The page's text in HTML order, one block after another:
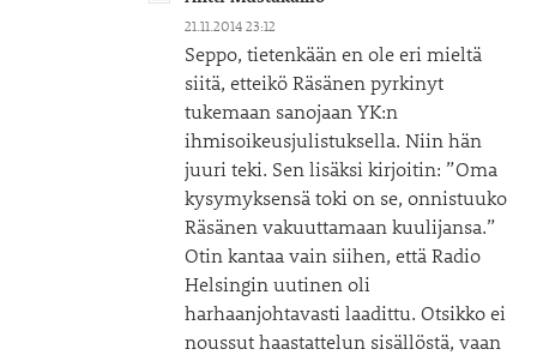
21.11.2014 23:12
Seppo, tietenkään en ole eri mieltä
siitä, etteikö Räsänen pyrkinyt
tukemaan sanojaan YK:n
ihmisoikeusjulistuksella. Niin hän
juuri teki. Sen lisäksi kirjoitin: ”Oma
kysymyksensä toki on se, onnistuuko
Räsänen vakuuttamaan kuulijansa.”
Otin kantaa vain siihen, että Radio
Helsingin uutinen oli
harhaanjohtavasti laadittu. Otsikko ei
noussut haastattelun sisällöstä, vaan